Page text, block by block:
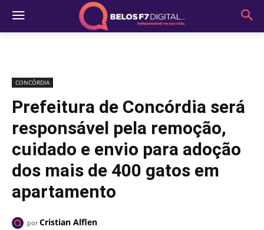
CONCÓRDIA
Prefeitura de Concórdia será
responsável pela remoção,
cuidado e envio para adoção
dos mais de 400 gatos em
apartamento
por Cristian Alflen